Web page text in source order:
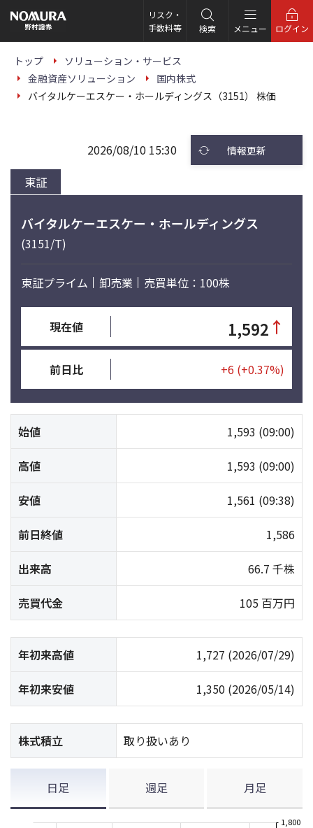
の
ー
リスク・
手数料等
検索 メニュー ログイン
トップ
ソリューション・サービス
金融資産ソリューション
国内株式
バイタルケーエスケー・ホールディングス（3151） 株価
東証
2026/08/10 15:30 情報更新
バイタルケーエスケー・ホールディングス
(3151/T)
東証プライム 卸売業 売買単位：100株
現在値 1,592 ↑
前日比 +6 (+0.37%)
始値 1,593 (09:00)
高値 1,593 (09:00)
安値 1,561 (09:38)
前日終値 1,586
出来高 66.7 千株
売買代金 105 百万円
年初来高値 1,727 (2026/07/29)
年初来安値 1,350 (2026/05/14)
株式積立 取り扱いあり
日足 週足 月足
1,800